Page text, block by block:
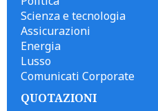
Scienza e tecnologia
Assicurazioni
Energia
Lusso
Comunicati Corporate
QUOTAZIONI